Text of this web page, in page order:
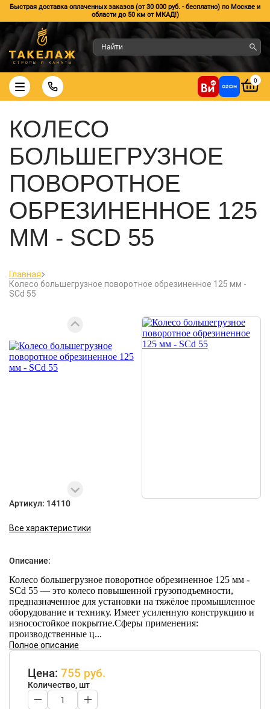
Быстрая доставка оплаченных заказов (от 30 000 руб. - бесплатно) по Москве и
области до 50 км от МКАД!)
0
КОЛЕСО
БОЛЬШЕГРУЗНОЕ
ПОВОРОТНОЕ
ОБРЕЗИНЕННОЕ 125
ММ - SCD 55
Главная
Колесо большегрузное поворотное обрезиненное 125 мм -
SCd 55
Артикул: 14110
Все характеристики
Описание:
Колесо большегрузное поворотное обрезиненное 125 мм -
SCd 55 — это колесо повышенной грузоподъемности,
предназначенное для установки на тяжёлое промышленное
оборудование и технику. Имеет усиленную конструкцию и
износостойкое покрытие.Сферы применения:
производственные ц...
Полное описание
Цена: 755 руб.
Количество, шт